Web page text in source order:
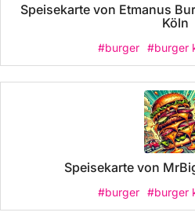
Speisekarte von Etmanus
Köln
#burger #burger
Speisekarte von
#burger #burger